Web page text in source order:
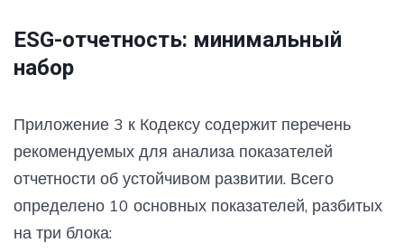
ESG-отчетность: минимальный
набор
Приложение 3 к Кодексу содержит перечень
рекомендуемых для анализа показателей
отчетности об устойчивом развитии. Всего
определено 10 основных показателей, разбитых
на три блока: